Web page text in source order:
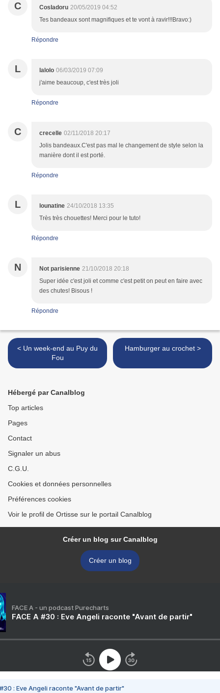
C CosIadoru 20/05/2019 04:52
Tes bandeaux sont magnifiques et te vont à ravir!!!Bravo:)
Répondre
L lalolo 06/03/2019 07:09
j'aime beaucoup, c'est très joli
Répondre
C crecelle 02/11/2018 20:17
Jolis bandeaux.C'est pas mal le changement de style selon la
manière dont il est porté.
Répondre
L lounatine 24/10/2018 13:35
Très très chouettes! Merci pour le tuto!
Répondre
N Not parisienne 21/10/2018 20:18
Super idée c'est joli et comme c'est petit on peut en faire avec
des chutes! Bisous !
Répondre
< Un week-end au Puy du
Fou
Hamburger au crochet >
Hébergé par Canalblog
Top articles
Pages
Contact
Signaler un abus
C.G.U.
Cookies et données personnelles
Préférences cookies
Voir le profil de Ortisse sur le portail Canalblog
Créer un blog sur Canalblog
Créer un blog
FACE A - un podcast Purecharts
FACE A #30 : Eve Angeli raconte "Avant de partir"
#30 : Eve Angeli raconte "Avant de partir"